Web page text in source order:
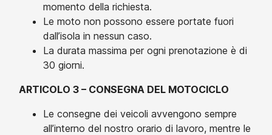
momento della richiesta.
Le moto non possono essere portate fuori
dall’isola in nessun caso.
La durata massima per ogni prenotazione è di
30 giorni.
ARTICOLO 3 – CONSEGNA DEL MOTOCICLO
Le consegne dei veicoli avvengono sempre
all’interno del nostro orario di lavoro, mentre le